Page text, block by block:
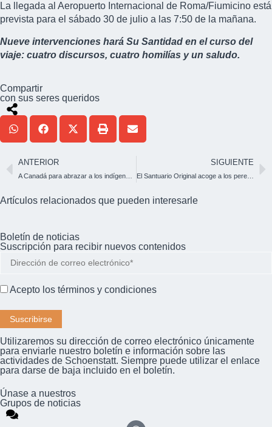
La llegada al Aeropuerto Internacional de Roma/Fiumicino está
prevista para el sábado 30 de julio a las 7:50 de la mañana.
Nueve intervenciones hará Su Santidad en el curso del
viaje: cuatro discursos, cuatro homilías y un saludo.
Compartir
con sus seres queridos
ANTERIOR SIGUIENTE
El Santuario Original acoge a los peregrinos de habla portuguesa
Artículos relacionados que pueden interesarle
Boletín de noticias
Suscripción para recibir nuevos contenidos
Acepto los términos y condiciones
Utilizaremos su dirección de correo electrónico únicamente
para enviarle nuestro boletín e información sobre las
actividades de Schoenstatt. Siempre puede utilizar el enlace
para darse de baja incluido en el boletín.
Únase a nuestros
Grupos de noticias